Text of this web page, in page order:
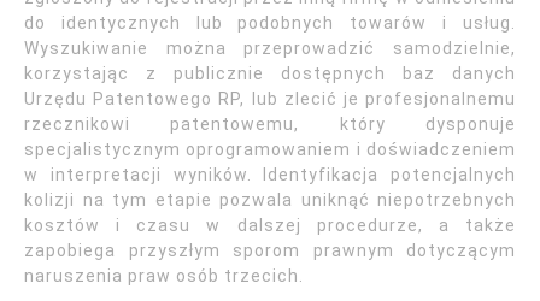
do identycznych lub podobnych towarów i usług.
Wyszukiwanie można przeprowadzić samodzielnie,
korzystając z publicznie dostępnych baz danych
Urzędu Patentowego RP, lub zlecić je profesjonalnemu
rzecznikowi patentowemu, który dysponuje
specjalistycznym oprogramowaniem i doświadczeniem
w interpretacji wyników. Identyfikacja potencjalnych
kolizji na tym etapie pozwala uniknąć niepotrzebnych
kosztów i czasu w dalszej procedurze, a także
zapobiega przyszłym sporom prawnym dotyczącym
naruszenia praw osób trzecich.